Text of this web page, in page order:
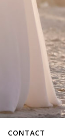
CONTACT